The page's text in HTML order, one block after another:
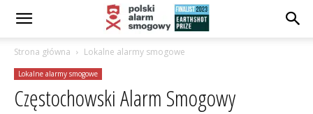
Strona główna Lokalne alarmy smogowe
Lokalne alarmy smogowe
Częstochowski Alarm Smogowy